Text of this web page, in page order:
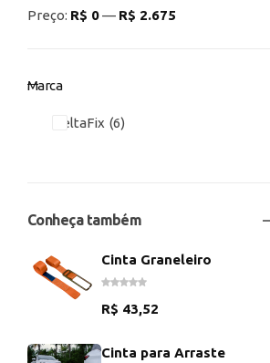
Preço: R$ 0— R$ 2.675
Marca
DeltaFix 6
Conheça também
Cinta Graneleiro
R$ 43,52
Cinta para Arraste